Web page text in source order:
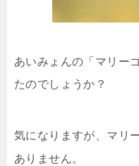
あいみょんの「マリー
たのでしょうか？
気になりますが、マリ
ありません。